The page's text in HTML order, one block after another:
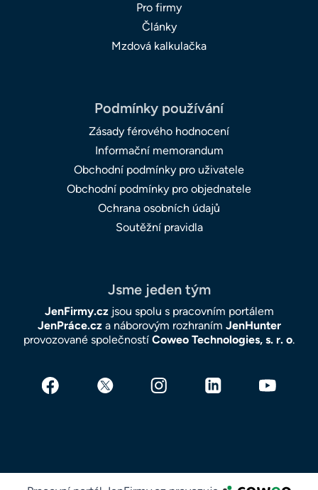
Pro firmy
Články
Mzdová kalkulačka
Podmínky používání
Zásady férového hodnocení
Informační memorandum
Obchodní podmínky pro uživatele
Obchodní podmínky pro objednatele
Ochrana osobních údajů
Soutěžní pravidla
Jsme jeden tým
JenFirmy.czjsou spolu s pracovním portálem
JenPráce.cza náborovým rozhraním JenHunter
provozované společností Coweo Technologies, s. r. o.